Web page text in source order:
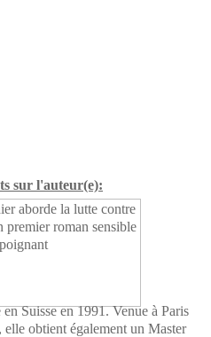
sur l'auteur(e):
Suisse en 1991. Venue à Paris
obtient également un Master